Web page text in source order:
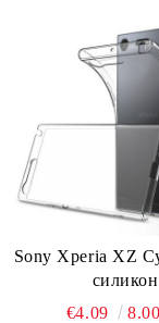
Sony Xperia XZ
силикон
€4.09